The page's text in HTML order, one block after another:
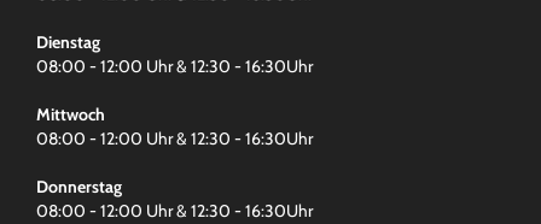
Dienstag
08:00 - 12:00 Uhr & 12:30 - 16:30Uhr
Mittwoch
08:00 - 12:00 Uhr & 12:30 - 16:30Uhr
Donnerstag
08:00 - 12:00 Uhr & 12:30 - 16:30Uhr